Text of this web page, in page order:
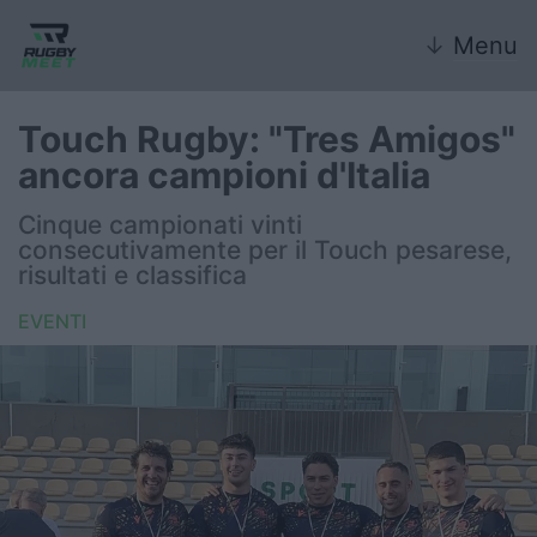
↓ Menu
Nazionali giovanili
Rugby Sevens
Internazionale
6 Nazioni
United Rugby Championship
Touch Rugby: "Tres Amigos"
ancora campioni d'Italia
Cinque campionati vinti
consecutivamente per il Touch pesarese,
risultati e classifica
EVENTI